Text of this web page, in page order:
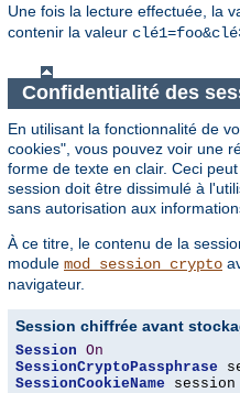
Une fois la lecture effectuée, la
contenir la valeur
Confidentialité des
En utilisant la fonctionnalité de
cookies", vous pouvez voir une
forme de texte en clair. Ceci
session doit être dissimulé à
sans autorisation aux
À ce titre, le contenu de la
module mod_session_crypto
navigateur.
Session chiffrée avant
Session On
SessionCryptoPassphrase
SessionCookieName